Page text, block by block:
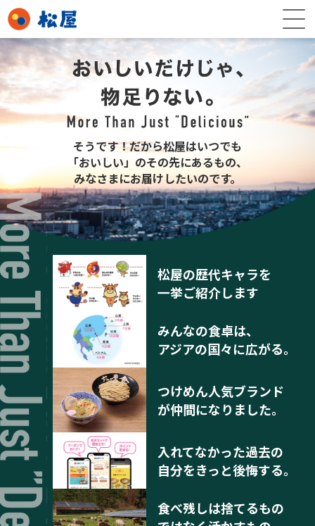
そうです！だから松屋はいつでも
「おいしい」のその先にあるもの、
みなさまにお届けしたいのです。
松屋の歴代キャラを
一挙ご紹介します
みんなの食卓は、
アジアの国々に広がる。
つけめん人気ブランド
が仲間になりました。
入れてなかった過去の
自分をきっと後悔する。
食べ残しは捨てるもの